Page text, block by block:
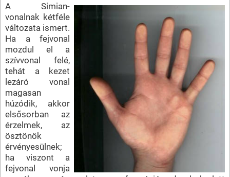
A Simian-
vonalnak kétféle
változata ismert.
Ha a fejvonal
mozdul el a
szívvonal felé,
tehát a kezet
lezáró vonal
magasan
húzódik, akkor
elsősorban az
érzelmek, az
ösztönök
érvényesülnek;
ha viszont a
fejvonal vonja